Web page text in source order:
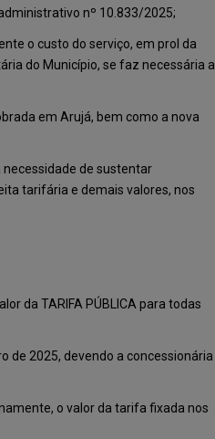
nº 10.833/2025;
o custo do serviço, em prol da
do Município, se faz necessária a
em Arujá, bem como a nova
de sustentar
tarifária e demais valores, nos
da TARIFA PÚBLICA para todas
de 2025, devendo a concessionária
o valor da tarifa fixada nos